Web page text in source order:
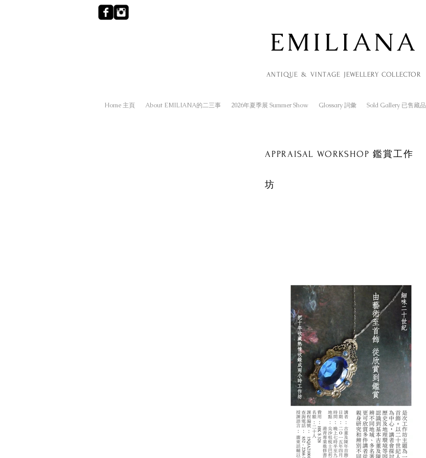
EMILIANA
ANTIQUE & VINTAGE JEWELLERY COLLECTOR
Home 主頁 About EMILIANA的二三事 2026年夏季展 Summer Show Glossary 詞彙 Sold Gallery 已售藏品
APPRAISAL WORKSHOP 鑑賞工作
坊